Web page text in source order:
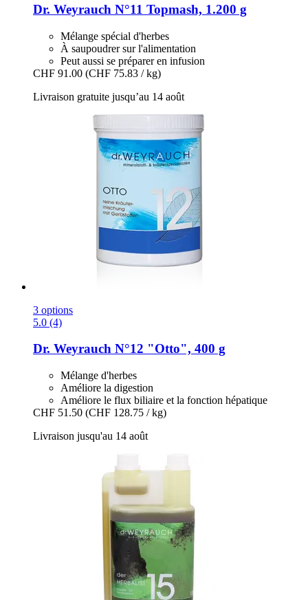
Dr. Weyrauch N°11 Topmash, 1.200 g
Mélange spécial d'herbes
À saupoudrer sur l'alimentation
Peut aussi se préparer en infusion
CHF 91.00 (CHF 75.83 / kg)
Livraison gratuite jusqu’au 14 août
3 options
5.0 (4)
Dr. Weyrauch N°12 "Otto", 400 g
Mélange d'herbes
Améliore la digestion
Améliore le flux biliaire et la fonction hépatique
CHF 51.50 (CHF 128.75 / kg)
Livraison jusqu'au 14 août